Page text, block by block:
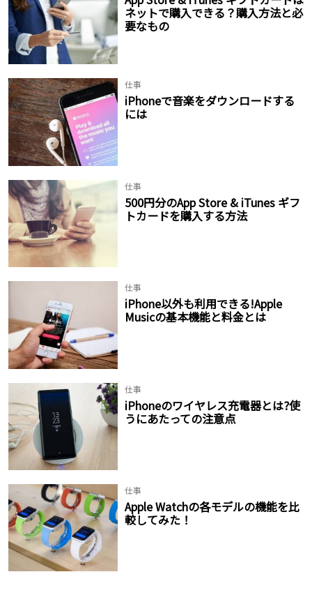
ネットで購入できる？購入方法と必
要なもの
仕事
iPhoneで音楽をダウンロードする
には
仕事
500円分のApp Store & iTunes ギフ
トカードを購入する方法
仕事
iPhone以外も利用できる!Apple
Musicの基本機能と料金とは
仕事
iPhoneのワイヤレス充電器とは?使
うにあたっての注意点
仕事
Apple Watchの各モデルの機能を比
較してみた！